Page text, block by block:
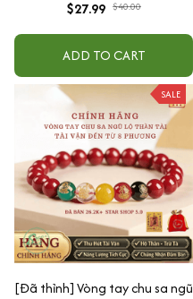
Hạ
$27.99 $40.00
ADD TO CART
SALE
[Đã thỉnh] Vòng tay chu sa ngũ